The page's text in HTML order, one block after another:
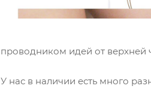
проводником идей от
У нас в наличии есть много